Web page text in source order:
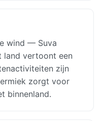
wind — Suva
land vertoont een
zijn
zorgt voor
binnenland.